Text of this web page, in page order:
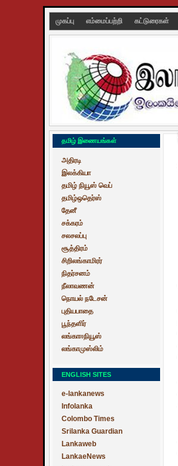
முகப்பு எம்மைப்பற்றி கட்டுரைகள்
தமிழ் இணையங்கள்
அதிரடி
இலக்கியா
தமிழ் நியூஸ் வெப்
தமிழ்ஒதெர்ஸ்
தேனீ
சக்கரம்
சலசலப்பு
சூத்திரம்
சிறிலங்காமிரர்
நிதர்சனம்
நீலாவணன்
நொயல் நடேசன்
புதியபாதை
பூந்தளிர்
லங்காஈநியூஸ்
லங்காமுஸ்லிம்
ENGLISH SITES
e-lankanews
Infolanka
Colombo Times
Srilanka Guardian
Lankaweb
LankaeNews